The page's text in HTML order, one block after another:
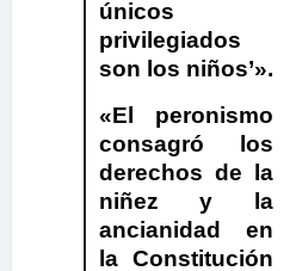
únicos
privilegiados
son los niños’».
«El peronismo
consagró los
derechos de la
niñez y la
ancianidad en
la Constitución